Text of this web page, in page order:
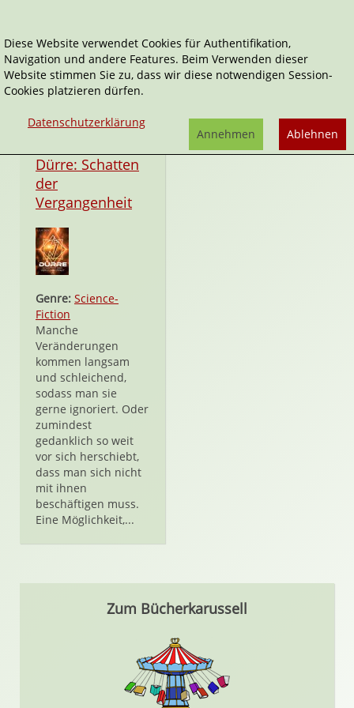
D. K. Berg
Dürre: Schatten
der
Vergangenheit
Genre: Science-
Fiction
Manche
Veränderungen
kommen langsam
und schleichend,
sodass man sie
gerne ignoriert. Oder
zumindest
gedanklich so weit
vor sich herschiebt,
dass man sich nicht
mit ihnen
beschäftigen muss.
Eine Möglichkeit,...
Zum Bücherkarussell
Diese Website verwendet Cookies für Authentifikation,
Navigation und andere Features. Beim Verwenden dieser
Website stimmen Sie zu, dass wir diese notwendigen Session-
Cookies platzieren dürfen.
Datenschutzerklärung
Ablehnen
Annehmen